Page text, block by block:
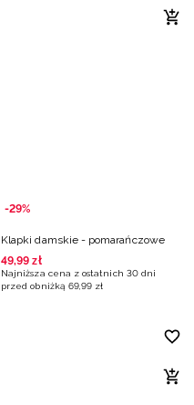
-29%
Klapki damskie - pomarańczowe
49,99 zł
Najniższa cena z ostatnich 30 dni
przed obniżką 69,99 zł